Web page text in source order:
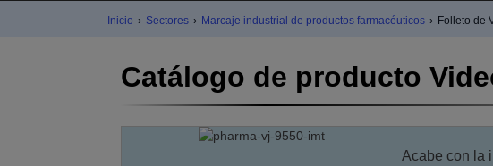
Inicio › Sectores › Marcaje industrial de productos farmacéuticos › Folleto de
Catálogo de producto
Acabe con la